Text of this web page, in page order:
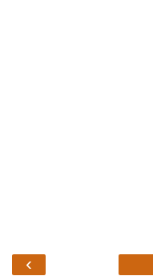
‹